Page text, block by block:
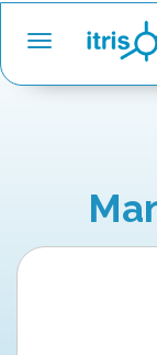
Toggle navigation